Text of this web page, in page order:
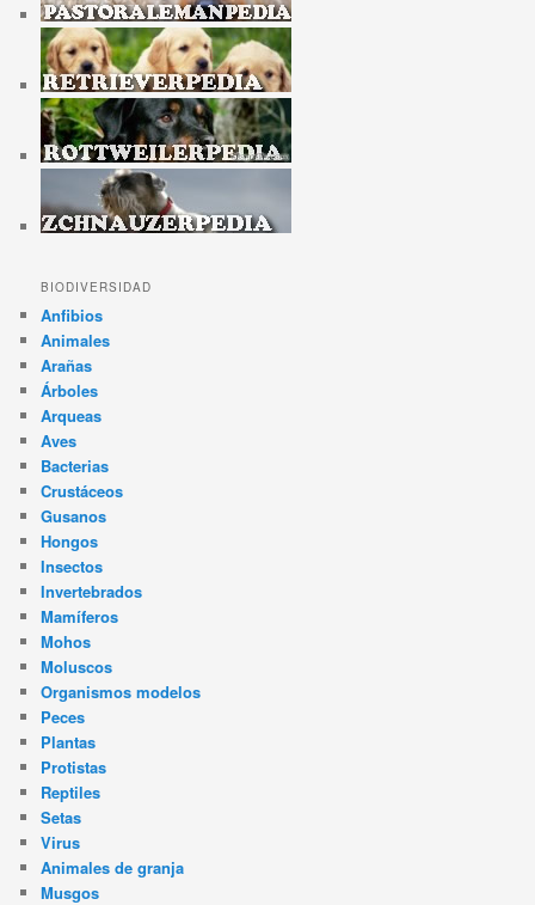
BIODIVERSIDAD
Anfibios
Animales
Arañas
Árboles
Arqueas
Aves
Bacterias
Crustáceos
Gusanos
Hongos
Insectos
Invertebrados
Mamíferos
Mohos
Moluscos
Organismos modelos
Peces
Plantas
Protistas
Reptiles
Setas
Virus
Animales de granja
Musgos